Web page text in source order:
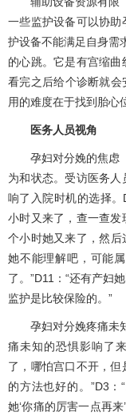
一些监护设备可以协
护设备不能满足自身需
的心跳。它是有宫缩
看完之后给个诊断就会
用的难度在于找到胎心
医务人员视角
孕妇对分娩的焦虑
为和状态。受访医务
响了入院时机的选择
小时又来了，查一查
个小时她又来了，然
她不能理解吧，可能
了。”D11：“还有产妇
监护是比较保险的。”
孕妇对分娩疼痛未
痛未知的恐惧影响了
了，哪怕宫口不开，
的方法也好的。”D3
她‘你痛的厉害一点再